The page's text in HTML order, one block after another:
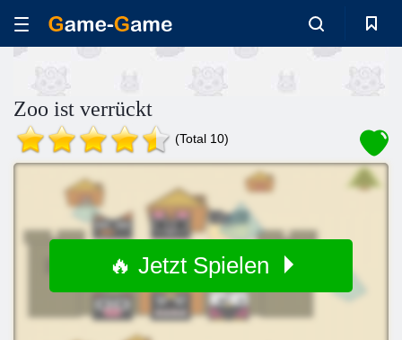
Zoo ist verrückt
(Total 10)
🔥 Jetzt Spielen